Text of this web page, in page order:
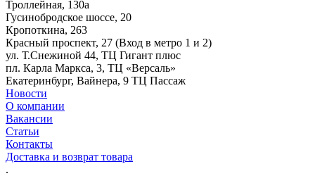
Троллейная, 130а
Гусинобродское шоссе, 20
Кропоткина, 263
Красный проспект, 27 (Вход в метро 1 и 2)
ул. Т.Снежиной 44, ТЦ Гигант плюс
пл. Карла Маркса, 3, ТЦ «Версаль»
Екатеринбург, Вайнера, 9 ТЦ Пассаж
Новости
О компании
Вакансии
Статьи
Контакты
Доставка и возврат товара
.